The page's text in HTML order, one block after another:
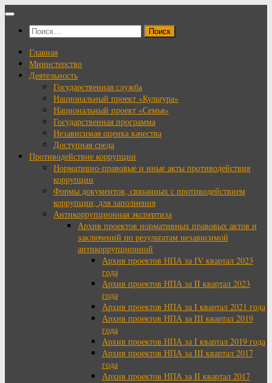
Перейти
содержимому
Найти:
Главная
Министерство
Деятельность
Государственная служба
Национальный проект «Культура»
Национальный проект «Семья»
Государственная программа
Независимая оценка качества
Доступная среда
Противодействие коррупции
Нормативно-правовые и иные акты противодействия
коррупции
Формы документов, связанных с противодействием
коррупции, для заполнения
Антикоррупционная экспертиза
Архив проектов нормативных правовых актов и
заключений по результатам независимой
антикоррупционной
Архив проектов НПА за IV квартал 2023
года
Архив проектов НПА за II квартал 2023
года
Архив проектов НПА за I квартал 2021 года
Архив проектов НПА за III квартал 2019
года
Архив проектов НПА за I квартал 2019 года
Архив проектов НПА за III квартал 2017
года
Архив проектов НПА за II квартал 2017